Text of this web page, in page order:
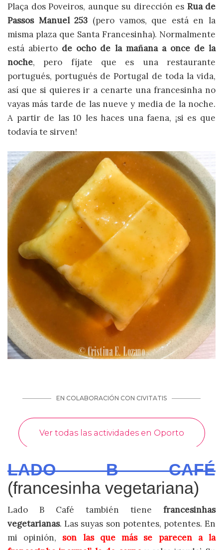
Plaça dos Poveiros, aunque su dirección es Rua de
Passos Manuel 253 (pero vamos, que está en la
misma plaza que Santa Francesinha). Normalmente
está abierto de ocho de la mañana a once de la
noche, pero fíjate que es una restaurante
portugués, portugués de Portugal de toda la vida,
así que si quieres ir a cenarte una francesinha no
vayas más tarde de las nueve y media de la noche.
A partir de las 10 les haces una faena, ¡si es que
todavía te sirven!
LADO B CAFÉ
(francesinha vegetariana)
Lado B Café también tiene francesinhas
vegetarianas. Las suyas son potentes, potentes. En
mi opinión, son las que más se parecen a la